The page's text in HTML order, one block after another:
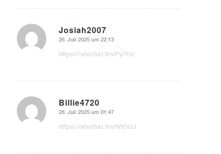
Josiah2007
sagte:
26. Juli 2025 um 22:13
https://shorturl.fm/Py7Oc
Billie4720
sagte:
28. Juli 2025 um 01:47
https://shorturl.fm/WtOGJ